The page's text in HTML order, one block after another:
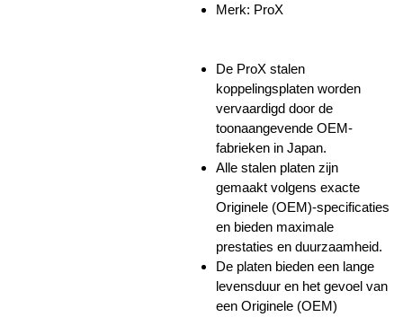
Merk: ProX
De ProX stalen
koppelingsplaten worden
vervaardigd door de
toonaangevende OEM-
fabrieken in Japan.
Alle stalen platen zijn
gemaakt volgens exacte
Originele (OEM)-specificaties
en bieden maximale
prestaties en duurzaamheid.
De platen bieden een lange
levensduur en het gevoel van
een Originele (OEM)